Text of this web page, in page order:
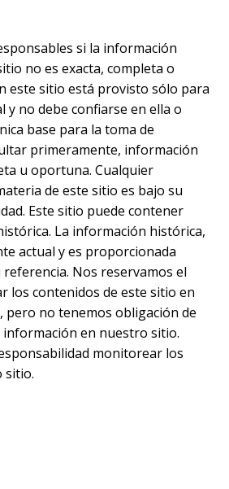
si la información
no es exacta, completa o
este sitio está provisto sólo para
y no debe confiarse en ella o
base para la toma de
primeramente, información
u oportuna. Cualquier
de este sitio es bajo su
Este sitio puede contener
La información histórica,
actual y es proporcionada
Nos reservamos el
los contenidos de este sitio en
pero no tenemos obligación de
en nuestro sitio.
monitorear los
sitio.